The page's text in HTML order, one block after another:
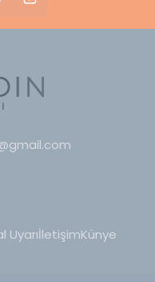
UyarıİletişimKünye